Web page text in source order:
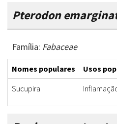
Pterodon
Família: Fabaceae
Nomes populares Usos
Sucupira